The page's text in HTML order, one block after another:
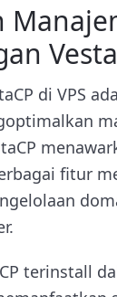
di VPS
fitur
terinstall